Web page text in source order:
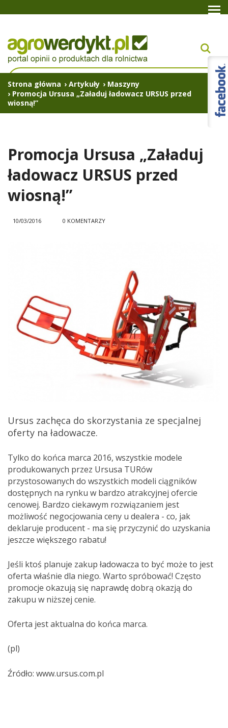
Strona główna › Artykuły › Maszyny
› Promocja Ursusa „Załaduj ładowacz URSUS przed
wiosną!”
Promocja Ursusa „Załaduj
ładowacz URSUS przed
wiosną!”
10/03/2016 0 KOMENTARZY
Ursus zachęca do skorzystania ze specjalnej
oferty na ładowacze.
Tylko do końca marca 2016, wszystkie modele
produkowanych przez Ursusa TURów
przystosowanych do wszystkich modeli ciągników
dostępnych na rynku w bardzo atrakcyjnej ofercie
cenowej. Bardzo ciekawym rozwiązaniem jest
możliwość negocjowania ceny u dealera - co, jak
deklaruje producent - ma się przyczynić do uzyskania
jeszcze większego rabatu!
Jeśli ktoś planuje zakup ładowacza to być może to jest
oferta właśnie dla niego. Warto spróbować! Często
promocje okazują się naprawdę dobrą okazją do
zakupu w niższej cenie.
Oferta jest aktualna do końca marca.
(pl)
Źródło: www.ursus.com.pl